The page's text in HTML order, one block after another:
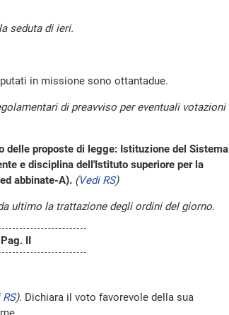
seduta di ieri.
in missione sono ottantadue.
di preavviso per eventuali votazioni
proposte di legge: Istituzione del Sistema
e disciplina dell'Istituto superiore per la
ed abbinate-A). (Vedi RS)
ultimo la trattazione degli ordini del giorno.
Pag. II
). Dichiara il voto favorevole della sua